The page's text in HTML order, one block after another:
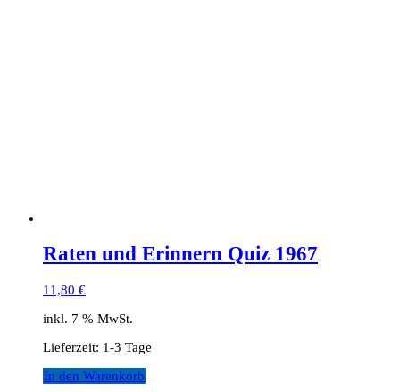
Raten und Erinnern Quiz 1967
11,80 €
inkl. 7 % MwSt.
Lieferzeit: 1-3 Tage
In den Warenkorb